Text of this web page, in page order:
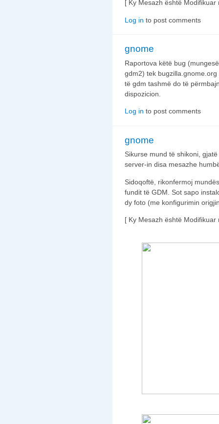
[ Ky Mesazh është
Log in to post comments
gnome
Raportova këtë bug
gdm2) tek
të gdm tashmë do të
dispozicion.
Log in to post comments
gnome
Sikurse mund të shikoni,
server-in disa mesazhe
Sidoqoftë, rikonfermoj
fundit të GDM. Sot sapo
dy foto (me konfigurimin
[ Ky Mesazh është